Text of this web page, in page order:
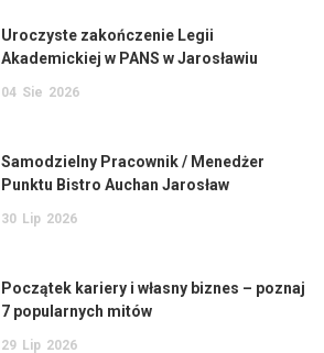
Uroczyste zakończenie Legii
Akademickiej w PANS w Jarosławiu
04 Sie 2026
Samodzielny Pracownik / Menedżer
Punktu Bistro Auchan Jarosław
30 Lip 2026
Początek kariery i własny biznes – poznaj
7 popularnych mitów
29 Lip 2026